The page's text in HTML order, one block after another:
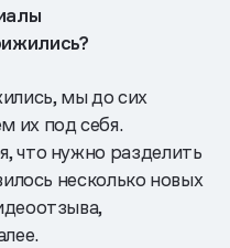
мы до сих
их под себя.
что нужно разделить
несколько новых